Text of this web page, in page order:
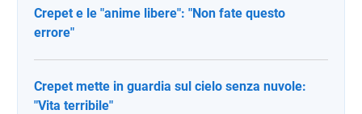
Crepet e le "anime libere": "Non fate questo
errore"
Crepet mette in guardia sul cielo senza nuvole:
"Vita terribile"